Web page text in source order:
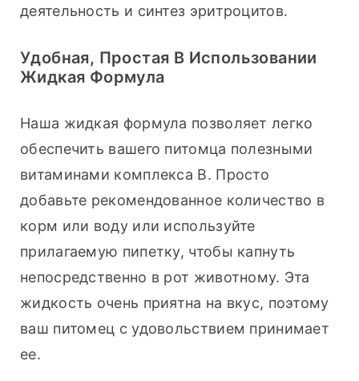
деятельность и синтез эритроцитов.
Удобная, Простая В Использовании
Жидкая Формула
Наша жидкая формула позволяет легко
обеспечить вашего питомца полезными
витаминами комплекса В. Просто
добавьте рекомендованное количество в
корм или воду или используйте
прилагаемую пипетку, чтобы капнуть
непосредственно в рот животному. Эта
жидкость очень приятна на вкус, поэтому
ваш питомец с удовольствием принимает
ее.